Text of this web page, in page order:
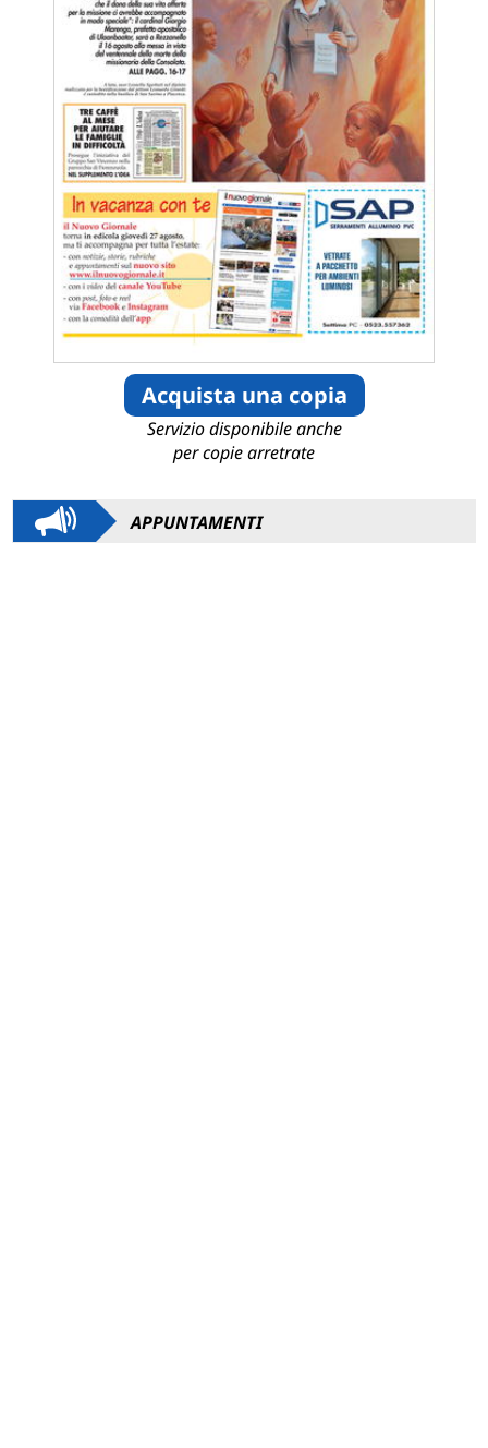
Acquista una copia
Servizio disponibile anche
per copie arretrate
APPUNTAMENTI